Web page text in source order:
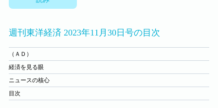
週刊東洋経済 2023年11月30日号の目次
（ＡＤ）
経済を見る眼
ニュースの核心
目次